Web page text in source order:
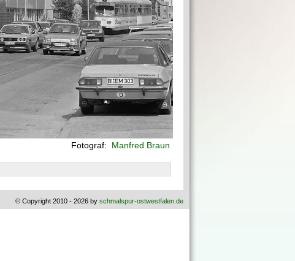
Fotograf: Manfred Braun
© Copyright 2010 - 2026 by schmalspur-ostwestfalen.de